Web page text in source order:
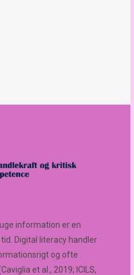
information er en
Digital literacy handler
og ofte
et al., 2019; ICILS,